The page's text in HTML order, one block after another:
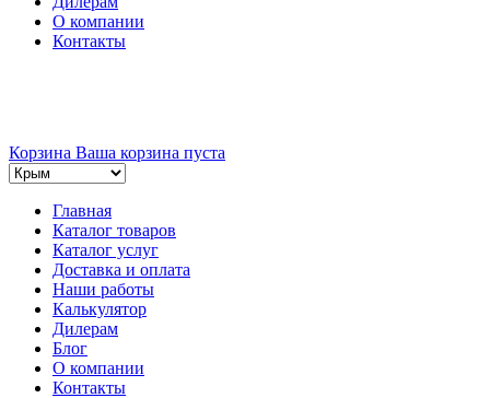
О компании
Контакты
Корзина Ваша корзина пуста
Главная
Каталог товаров
Каталог услуг
Доставка и оплата
Наши работы
Калькулятор
Дилерам
Блог
О компании
Контакты